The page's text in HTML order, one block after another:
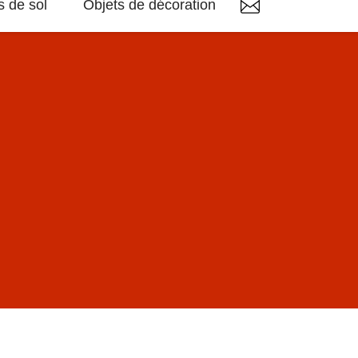
de sol Objets de décoration